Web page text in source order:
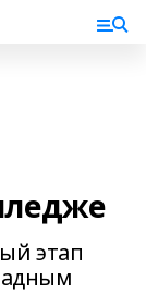
этап